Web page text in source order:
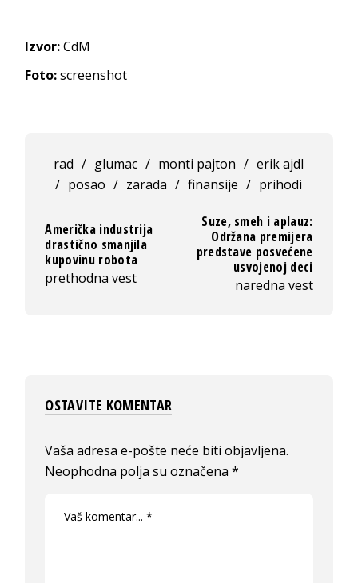
Izvor:CdM
Foto:screenshot
rad / glumac / monti pajton / erik ajdl
/ posao / zarada / finansije / prihodi
Američka industrija
drastično smanjila
kupovinu robota
prethodna vest
Suze, smeh i aplauz:
Održana premijera
predstave posvećene
usvojenoj deci
naredna vest
OSTAVITE KOMENTAR
Vaša adresa e-pošte neće biti objavljena.
Neophodna polja su označena*